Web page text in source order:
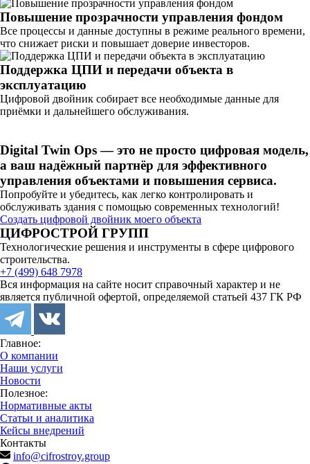
Повышение прозрачности управления фондом
Все процессы и данные доступны в режиме реального времени,
что снижает риски и повышает доверие инвесторов.
Поддержка ЦПИ и передачи объекта в
эксплуатацию
Цифровой двойник собирает все необходимые данные для
приёмки и дальнейшего обслуживания.
Digital Twin Ops — это не просто цифровая модель,
а ваш надёжный партнёр для эффективного
управления объектами и повышения сервиса.
Попробуйте и убедитесь, как легко контролировать и
обслуживать здания с помощью современных технологий!
Создать цифровой двойник моего объекта
ЦИФРОСТРОЙ ГРУПП
Технологические решения и инструменты в сфере цифрового
строительства.
+7 (499) 648 7978
Вся информация на сайте носит справочный характер и не
является публичной офертой, определяемой статьей 437 ГК РФ
Главное:
О компании
Наши услуги
Новости
Полезное:
Нормативные акты
Статьи и аналитика
Кейсы внедрений
Контакты
info@cifrostroy.group